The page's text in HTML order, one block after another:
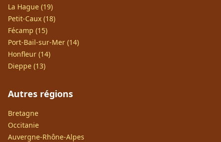
La Hague (19)
Petit-Caux (18)
Fécamp (15)
Port-Bail-sur-Mer (14)
Honfleur (14)
Dieppe (13)
Autres régions
Bretagne
Occitanie
Auvergne-Rhône-Alpes